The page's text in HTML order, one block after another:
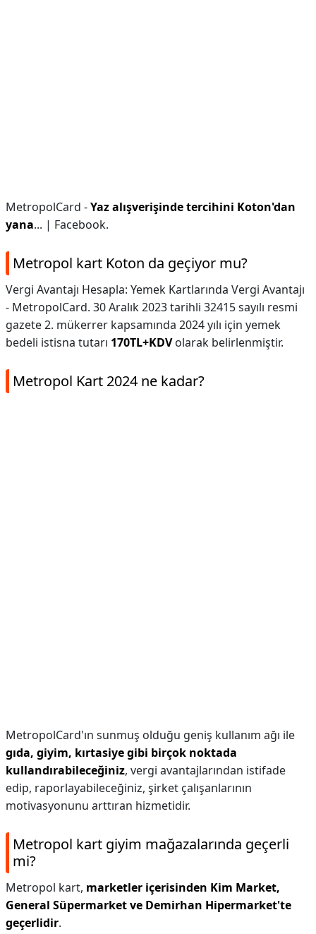
MetropolCard -Yaz alışverişinde tercihini Koton'dan
yana... | Facebook.
Metropol kart Koton da geçiyor mu?
Vergi Avantajı Hesapla: Yemek Kartlarında Vergi Avantajı
- MetropolCard. 30 Aralık 2023 tarihli 32415 sayılı resmi
gazete 2. mükerrer kapsamında 2024 yılı için yemek
bedeli istisna tutarı 170TL+KDVolarak belirlenmiştir.
Metropol Kart 2024 ne kadar?
MetropolCard'ın sunmuş olduğu geniş kullanım ağı ile
gıda, giyim, kırtasiye gibi birçok noktada
kullandırabileceğiniz, vergi avantajlarından istifade
edip, raporlayabileceğiniz, şirket çalışanlarının
motivasyonunu arttıran hizmetidir.
Metropol kart giyim mağazalarında geçerli
mi?
Metropol kart, marketler içerisinden Kim Market,
General Süpermarket ve Demirhan Hipermarket'te
geçerlidir.